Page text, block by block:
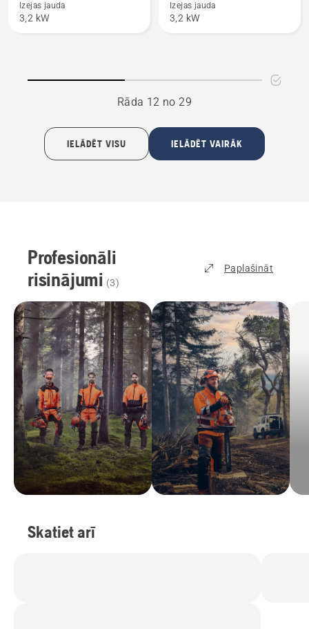
550i
XP®
Izejas jauda
3,2 kW
550i
XP®
Izejas jauda
3,2 kW
Rāda 12 no 29
IELĀDĒT VISU IELĀDĒT VAIRĀK
Profesionāli
risinājumi (3)
Paplašināt
Skatiet arī